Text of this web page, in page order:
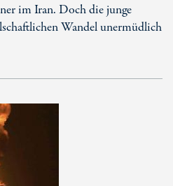
im Iran. Doch die junge
Wandel unermüdlich